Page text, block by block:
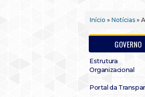
Início » Notícias »
GOVERNO
Estrutura
Organizacional
Portal da